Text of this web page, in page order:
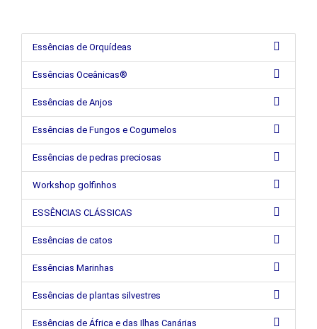
Essências de Orquídeas
Essências Oceânicas®
Essências de Anjos
Essências de Fungos e Cogumelos
Essências de pedras preciosas
Workshop golfinhos
ESSÊNCIAS CLÁSSICAS
Essências de catos
Essências Marinhas
Essências de plantas silvestres
Essências de África e das Ilhas Canárias